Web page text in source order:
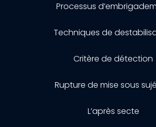
Processus
Techniques de
Critère de détection
Rupture de mise sous
L’après secte